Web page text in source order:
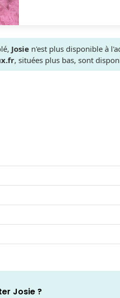
Josie n'est plus disponible à
, situées plus bas, sont
Josie ?